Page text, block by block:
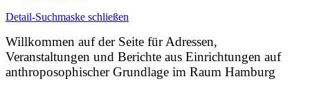
Detail-Suchmaske schließen
Willkommen auf der Seite für Adressen,
Veranstaltungen und Berichte aus Einrichtungen auf
anthroposophischer Grundlage im Raum Hamburg